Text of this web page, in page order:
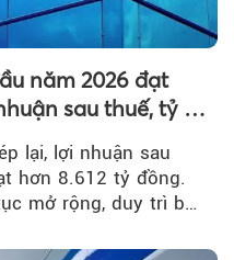
năm 2026 đạt
sau thuế, tỷ lệ
lại, lợi nhuận sau
hơn 8.612 tỷ đồng.
mở rộng, duy trì bộ